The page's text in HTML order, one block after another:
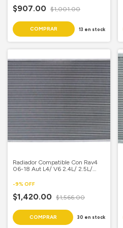
$907.00 $1,001.00
13 en stock
Radiador Compatible Con Rav4
06-18 Aut L4/ V6 2.4L/ 2.5L/
Aluminio Soldado
-9% OFF
$1,420.00 $1,566.00
30 en stock